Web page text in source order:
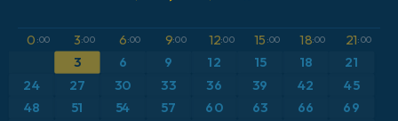
ICON Alemania 2 km
Caribe
Anomalía de temperatura a 2 m
Anomalía de temperatura a 850 hPa
0 :00 3:00 6:00 9:00 12:00 15 :00 18:00 21:00
3 6 9 12 15 18 21
24 27 30 33 36 39 42 45
48 51 54 57 60 63 66
69